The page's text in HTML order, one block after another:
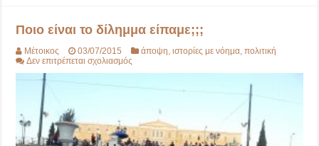
Ποιο είναι το δίλημμα είπαμε;;;
Μέτοικος 03/07/2015 άποψη,ιστορίες με νόημα,πολιτική
Δεν επιτρέπεται σχολιασμός
είπαμε;;;